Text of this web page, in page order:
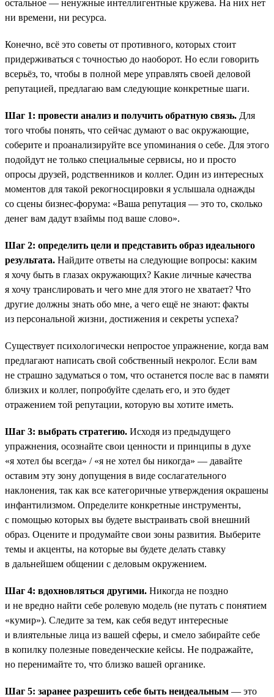
остальное — ненужные интеллигентные кружева. На них нет
ни времени, ни ресурса.
Конечно, всё это советы от противного, которых стоит
придерживаться с точностью до наоборот. Но если говорить
всерьёз, то, чтобы в полной мере управлять своей деловой
репутацией, предлагаю вам следующие конкретные шаги.
Шаг 1: провести анализ и получить обратную связь. Для
того чтобы понять, что сейчас думают о вас окружающие,
соберите и проанализируйте все упоминания о себе. Для этого
подойдут не только специальные сервисы, но и просто
опросы друзей, родственников и коллег. Один из интересных
моментов для такой рекогносцировки я услышала однажды
со сцены бизнес-форума: «Ваша репутация — это то, сколько
денег вам дадут взаймы под ваше слово».
Шаг 2: определить цели и представить образ идеального
результата. Найдите ответы на следующие вопросы: каким
я хочу быть в глазах окружающих? Какие личные качества
я хочу транслировать и чего мне для этого не хватает? Что
другие должны знать обо мне, а чего ещё не знают: факты
из персональной жизни, достижения и секреты успеха?
Существует психологически непростое упражнение, когда вам
предлагают написать свой собственный некролог. Если вам
не страшно задуматься о том, что останется после вас в памяти
близких и коллег, попробуйте сделать его, и это будет
отражением той репутации, которую вы хотите иметь.
Шаг 3: выбрать стратегию. Исходя из предыдущего
упражнения, осознайте свои ценности и принципы в духе
«я хотел бы всегда» / «я не хотел бы никогда» — давайте
оставим эту зону допущения в виде сослагательного
наклонения, так как все категоричные утверждения окрашены
инфантилизмом. Определите конкретные инструменты,
с помощью которых вы будете выстраивать свой внешний
образ. Оцените и продумайте свои зоны развития. Выберите
темы и акценты, на которые вы будете делать ставку
в дальнейшем общении с деловым окружением.
Шаг 4: вдохновляться другими. Никогда не поздно
и не вредно найти себе ролевую модель (не путать с понятием
«кумир»). Следите за тем, как себя ведут интересные
и влиятельные лица из вашей сферы, и смело забирайте себе
в копилку полезные поведенческие кейсы. Не подражайте,
но перенимайте то, что близко вашей органике.
Шаг 5: заранее разрешить себе быть неидеальным — это